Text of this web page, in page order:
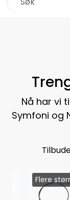
Skip to main
Nå har vi
Symfoni og
Flere
Kolleksjoner
Gavekort
Outlet